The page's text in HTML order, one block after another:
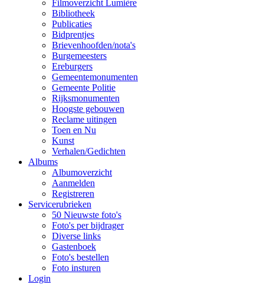
Filmoverzicht Lumière
Bibliotheek
Publicaties
Bidprentjes
Brievenhoofden/nota's
Burgemeesters
Ereburgers
Gemeentemonumenten
Gemeente Politie
Rijksmonumenten
Hoogste gebouwen
Reclame uitingen
Toen en Nu
Kunst
Verhalen/Gedichten
Albums
Albumoverzicht
Aanmelden
Registreren
Servicerubrieken
50 Nieuwste foto's
Foto's per bijdrager
Diverse links
Gastenboek
Foto's bestellen
Foto insturen
Login